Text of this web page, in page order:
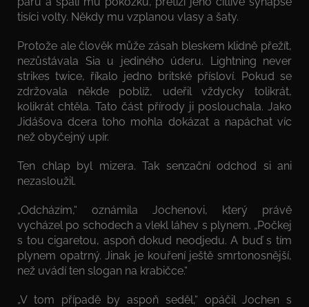
tisíci volty. Někdy mu vzplanou vlasy a šaty.
Protože ale člověk může zásah bleskem klidně přežít,
nezůstávala Sia u jediného úderu. Lightning never
strikes twice, říkalo jedno britské přísloví. Pokud se
zdržovala někde poblíž, udeřil vždycky tolikrát,
kolikrát chtěla. Tato část přírody ji poslouchala. Jako
Jidášova dcera toho mohla dokázat a napáchat víc
než obyčejný upír.
Ten chlap byl mizera. Tak senzační odchod si ani
nezasloužil.
„Odcházím,“ oznámila Jochenovi, který právě
vycházel po schodech a vlekl láhev s plynem. „Počkej
s tou cigaretou, aspoň dokud neodjedu. A buď s tím
plynem opatrný. Jinak je kouření ještě smrtonosnější,
než uvádí ten slogan na krabičce.“
„V tom případě by aspoň seděl,“ opáčil Jochen s